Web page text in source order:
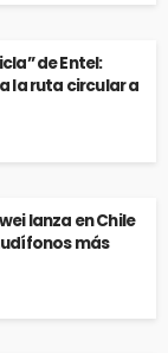
de Entel:
la ruta circular a
lanza en Chile
más